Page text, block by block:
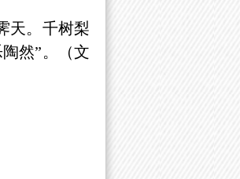
天。千树梨
然”。（文